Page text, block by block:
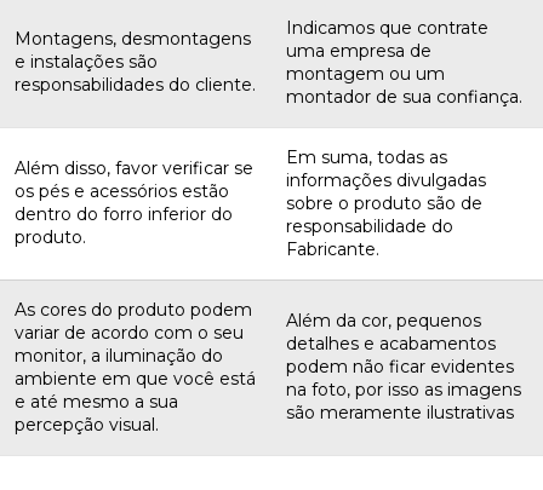
Montagens, desmontagens
e instalações são
responsabilidades do cliente.
Indicamos que contrate
uma empresa de
montagem ou um
montador de sua confiança.
Além disso, favor verificar se
os pés e acessórios estão
dentro do forro inferior do
produto.
Em suma, todas as
informações divulgadas
sobre o produto são de
responsabilidade do
Fabricante.
As cores do produto podem
variar de acordo com o seu
monitor, a iluminação do
ambiente em que você está
e até mesmo a sua
percepção visual.
Além da cor, pequenos
detalhes e acabamentos
podem não ficar evidentes
na foto, por isso as imagens
são meramente ilustrativas